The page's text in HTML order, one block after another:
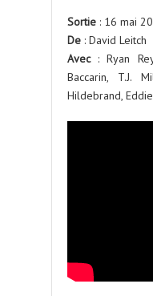
Sortie : 16 mai
De : David Leitch
Avec: Ryan
Baccarin, T.J.
Hildebrand,